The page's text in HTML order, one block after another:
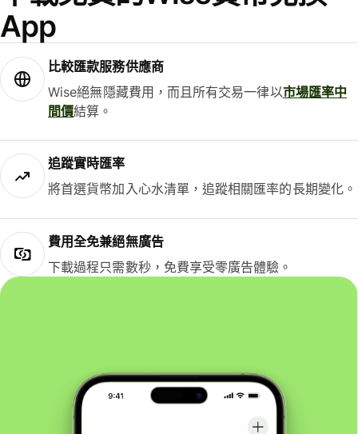
App
比較匯款服務供應商
Wise絕無隱藏費用，而且所有交易一律以市場匯率中
間價結算。
追蹤實時匯率
將首選貨幣加入心水清單，追蹤相關匯率的長期變化。
費用全免兼絕無廣告
下載過程只需數秒，免費享受零廣告體驗。